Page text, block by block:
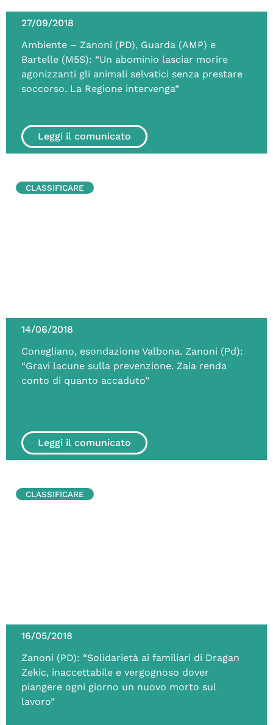
27/09/2018
Ambiente – Zanoni (PD), Guarda (AMP) e
Bartelle (M5S): “Un abominio lasciar morire
agonizzanti gli animali selvatici senza prestare
soccorso. La Regione intervenga”
Leggi il comunicato
14/06/2018
Conegliano, esondazione Valbona. Zanoni (Pd):
“Gravi lacune sulla prevenzione. Zaia renda
conto di quanto accaduto”
Leggi il comunicato
CLASSIFICARE
16/05/2018
Zanoni (PD): “Solidarietà ai familiari di Dragan
Zekic, inaccettabile e vergognoso dover
piangere ogni giorno un nuovo morto sul
lavoro”
CLASSIFICARE